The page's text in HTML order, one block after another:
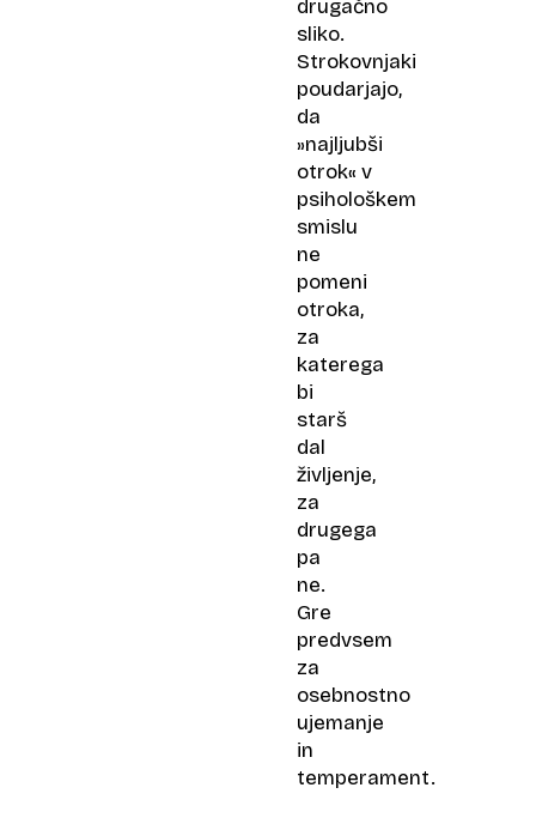
drugačno
sliko.
Strokovnjaki
poudarjajo,
da
»najljubši
otrok« v
psihološkem
smislu
ne
pomeni
otroka,
za
katerega
bi
starš
dal
življenje,
za
drugega
pa
ne.
Gre
predvsem
za
osebnostno
ujemanje
in
temperament.